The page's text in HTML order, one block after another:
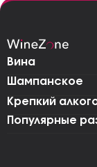
Вина
Шампанское
Крепкий
Популярные